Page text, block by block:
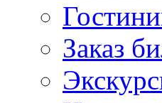
Заказ